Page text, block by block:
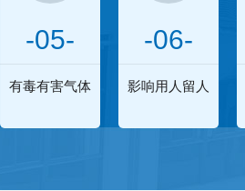
-05-
有毒有害气体
-06-
影响用人留人